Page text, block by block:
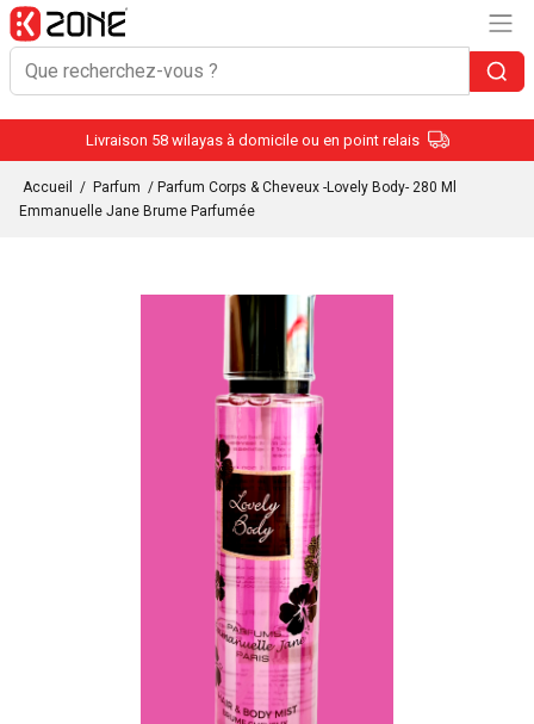
Livraison 58 wilayas à domicile ou en point relais
Accueil / Parfum / Parfum Corps & Cheveux -Lovely Body- 280 Ml
Emmanuelle Jane Brume Parfumée